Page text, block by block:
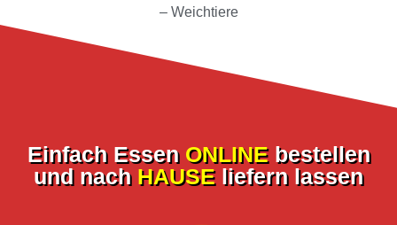
– Weichtiere
Einfach Essen ONLINEbestellen
und nach HAUSEliefern lassen